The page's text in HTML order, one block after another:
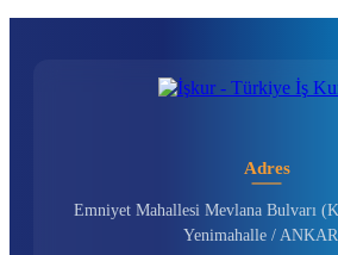
Adres
Emniyet Mahallesi Mevlana Bulvarı
Yenimahalle /